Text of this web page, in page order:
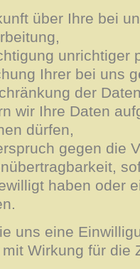
über Ihre bei
unrichtiger
Ihrer bei uns
der
wir Ihre Daten
dürfen,
gegen die
haben oder
uns eine
Wirkung für die